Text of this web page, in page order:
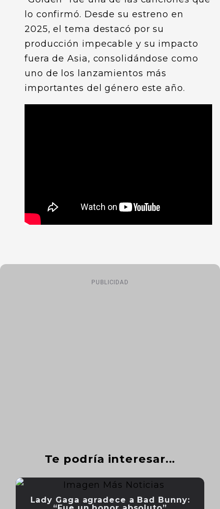
lo confirmó. Desde su estreno en
2025, el tema destacó por su
producción impecable y su impacto
fuera de Asia, consolidándose como
uno de los lanzamientos más
importantes del género este año.
PUBLICIDAD
Te podría interesar...
Lady Gaga agradece a Bad Bunny: